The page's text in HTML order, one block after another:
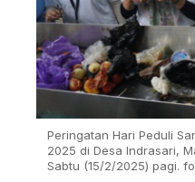
Peringatan Hari Peduli
2025 di Desa Indrasari,
Sabtu (15/2/2025) pagi.